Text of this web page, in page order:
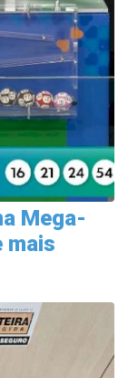
Mega-
mais